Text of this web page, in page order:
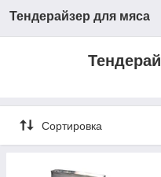
Тендерайзер для мяса
Сортировка